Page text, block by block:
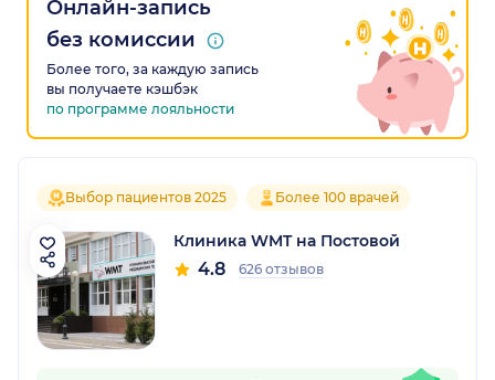
Онлайн-запись
без комиссии
Более того, за каждую запись
вы получаете кэшбэк
по программе лояльности
Выбор пациентов 2025 Более 100 врачей
Клиника WMT на Постовой
4.8 626 отзывов